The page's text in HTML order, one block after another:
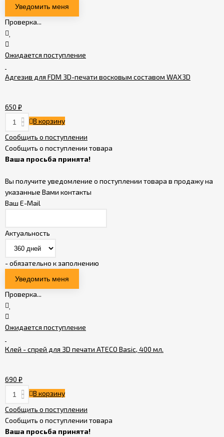
Проверка...
Ожидается поступление
Адгезив для FDM 3D-печати восковым составом WAX3D
650 ₽
В корзину
Сообщить о поступлении
Сообщить о поступлении товара
Ваша просьба принята!
Вы получите уведомление о поступлении товара в продажу на
указанные Вами контакты
Ваш E-Mail
Актуальность
- обязательно к заполнению
Проверка...
Ожидается поступление
Клей - спрей для 3D печати ATECO Basic, 400 мл.
690 ₽
В корзину
Сообщить о поступлении
Сообщить о поступлении товара
Ваша просьба принята!